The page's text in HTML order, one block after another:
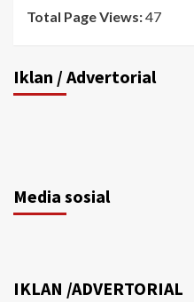
Total Page Views:47
Iklan / Advertorial
Media sosial
IKLAN /ADVERTORIAL